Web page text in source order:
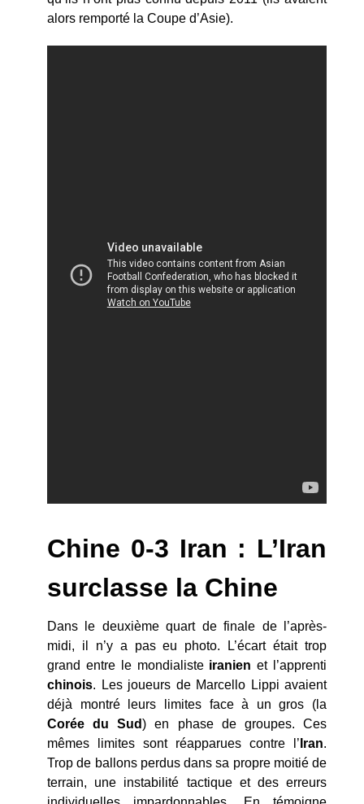
alors remporté la Coupe d’Asie).
Chine 0-3 Iran : L’Iran
surclasse la Chine
Dans le deuxième quart de finale de l’après-
midi, il n’y a pas eu photo. L’écart était trop
grand entre le mondialiste iranien et l’apprenti
chinois. Les joueurs de Marcello Lippi avaient
déjà montré leurs limites face à un gros (la
Corée du Sud) en phase de groupes. Ces
mêmes limites sont réapparues contre l’ Iran.
Trop de ballons perdus dans sa propre moitié de
terrain, une instabilité tactique et des erreurs